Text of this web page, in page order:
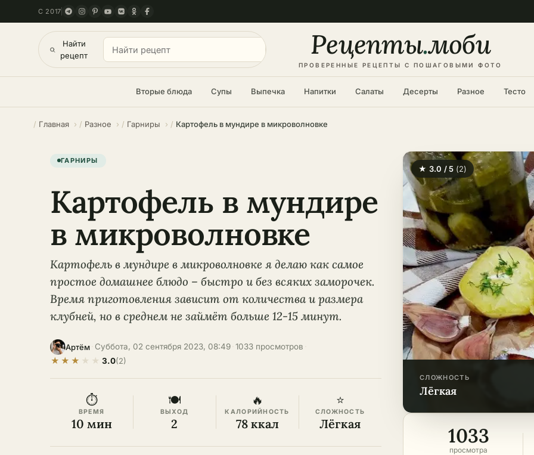
С 2017
Найти
рецепт
Рецепты.моби
ПРОВЕРЕННЫЕ РЕЦЕПТЫ С ПОШАГОВЫМИ ФОТО
Вторые блюда Супы Выпечка Напитки Салаты Десерты Разное Тесто
Главная Разное Гарниры Картофель в мундире в микроволновке
★ 3.0 / 5 (2)
СЛОЖНОСТЬ
лёгкая
1033
просмотра
ГАРНИРЫ
Картофель в мундире
в микроволновке
Картофель в мундире в микроволновке я делаю как самое
простое домашнее блюдо – быстро и без всяких заморочек.
Время приготовления зависит от количества и размера
клубней, но в среднем не займёт больше 12-15 минут.
Артём Суббота, 02 сентября 2023, 08:49 1033 просмотров
★ ★ ★ ★ ★ 3.0(2)
⏱
ВРЕМЯ
10 мин
🍽
ВЫХОД
2
🔥
КАЛОРИЙНОСТЬ
78 ккал
⭐
СЛОЖНОСТЬ
Лёгкая